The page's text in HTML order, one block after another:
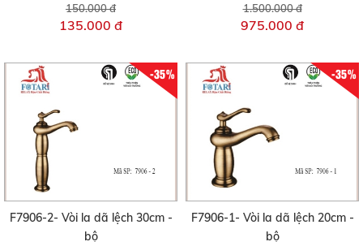
150.000 đ
135.000 đ
1.500.000 đ
975.000 đ
-35%
F7906-2- Vòi la dã lệch 30cm -
bộ
-35%
F7906-1- Vòi la dã lệch 20cm -
bộ